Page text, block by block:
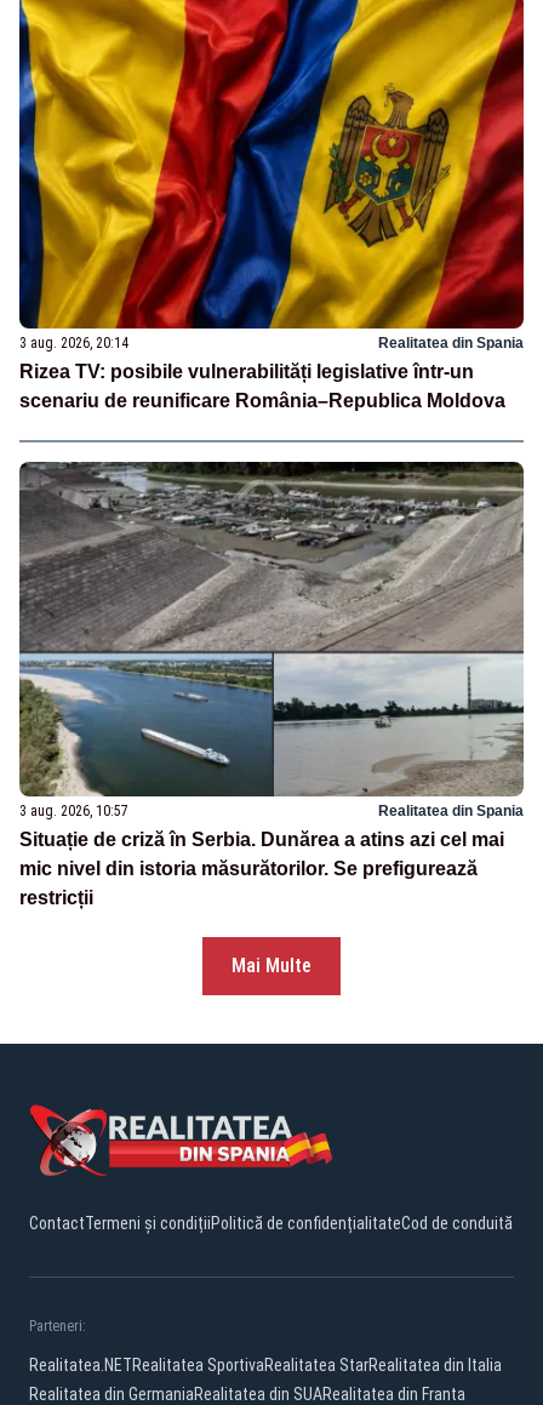
3 aug. 2026, 20:14 Realitatea din Spania
Rizea TV: posibile vulnerabilități legislative într-un
scenariu de reunificare România–Republica Moldova
3 aug. 2026, 10:57 Realitatea din Spania
Situație de criză în Serbia. Dunărea a atins azi cel mai
mic nivel din istoria măsurătorilor. Se prefigurează
restricții
Mai Multe
ContactTermeni și condițiiPolitică de confidențialitateCod de conduită
Parteneri:
Realitatea.NETRealitatea SportivaRealitatea StarRealitatea din Italia
Realitatea din GermaniaRealitatea din SUARealitatea din Franta